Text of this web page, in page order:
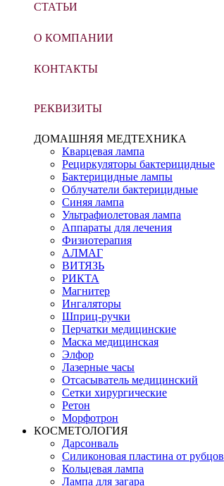
СТАТЬИ
О КОМПАНИИ
КОНТАКТЫ
РЕКВИЗИТЫ
ДОМАШНЯЯ МЕДТЕХНИКА
Кварцевая лампа
Рециркуляторы бактерицидные
Бактерицидные лампы
Облучатели бактерицидные
Синяя лампа
Ультрафиолетовая лампа
Аппараты для лечения
Физиотерапия
АЛМАГ
ВИТЯЗЬ
РИКТА
Магнитер
Ингаляторы
Шприц-ручки
Перчатки медицинские
Маска медицинская
Элфор
Лазерные часы
Отсасыватель медицинский
Сетки хирургические
Ретон
Морфотрон
КОСМЕТОЛОГИЯ
Дарсонваль
Силиконовая пластина от рубцов
Кольцевая лампа
Лампа для загара